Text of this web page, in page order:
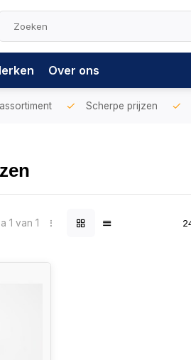
Over ons
Scherpe prijzen
1 van 1